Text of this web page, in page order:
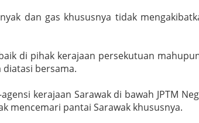
dan gas khususnya tidak
di pihak kerajaan persekutuan
bersama.
kerajaan Sarawak di bawah JPTM
mencemari pantai Sarawak khususnya.